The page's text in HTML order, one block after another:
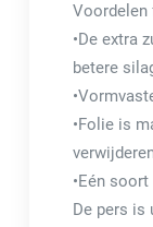
Voordelen
•De extra
betere
•Folie is
•Eén
De pers is